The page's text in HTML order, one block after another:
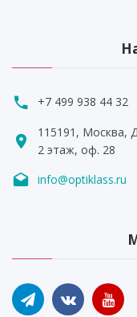
+7 499 938 44 32
115191, Москва,
2 этаж, оф. 28
info@optiklass.ru